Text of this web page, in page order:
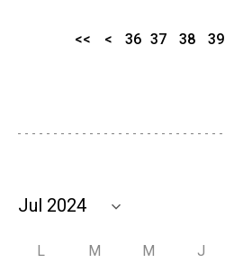
<< < 36 37 38 39
L M M J